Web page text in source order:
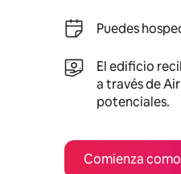
Puedes
El edificio
a través de
potenciales.
Comienza